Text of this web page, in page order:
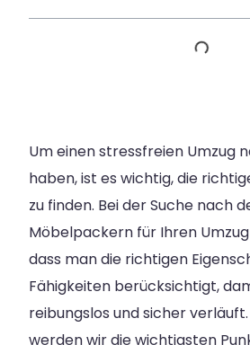
Um einen stressfreien Umzug
haben, ist es wichtig, die
zu finden. Bei der Suche nach
Möbelpackern für Ihren
dass man die richtigen
Fähigkeiten berücksichtigt,
reibungslos und sicher
werden wir die wichtigsten